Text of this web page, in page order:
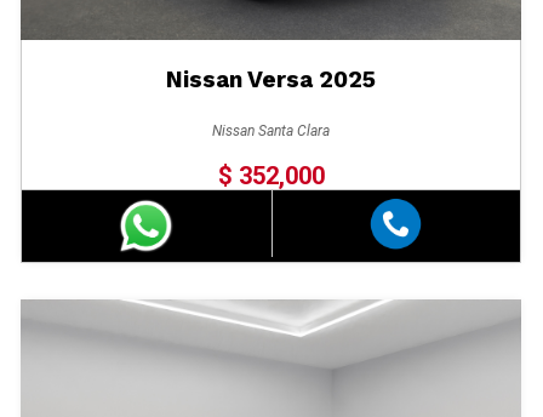
Nissan Versa 2025
Nissan Santa Clara
$ 352,000